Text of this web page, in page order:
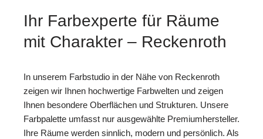
Ihr Farbexperte für Räume
mit Charakter – Reckenroth
In unserem Farbstudio in der Nähe von Reckenroth
zeigen wir Ihnen hochwertige Farbwelten und zeigen
Ihnen besondere Oberflächen und Strukturen. Unsere
Farbpalette umfasst nur ausgewählte Premiumhersteller.
Ihre Räume werden sinnlich, modern und persönlich. Als